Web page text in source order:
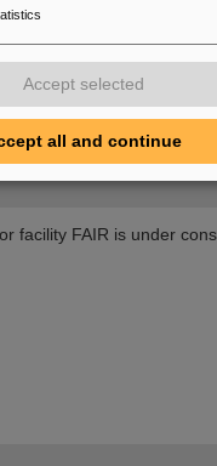
facility FAIR is under
Accept selected
all and continue